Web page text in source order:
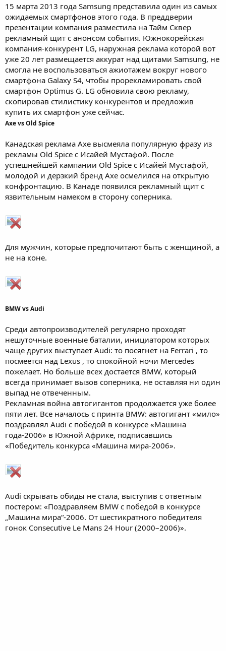
15 марта 2013 года Samsung представила один из самых
ожидаемых смартфонов этого года. В преддверии
презентации компания разместила на Тайм Сквер
рекламный щит с анонсом события. Южнокорейская
компания-конкурент LG, наружная реклама которой вот
уже 20 лет размещается аккурат над щитами Samsung, не
смогла не воспользоваться ажиотажем вокруг нового
смартфона Galaxy S4, чтобы прорекламировать свой
смартфон Optimus G. LG обновила свою рекламу,
скопировав стилистику конкурентов и предложив
купить их смартфон уже сейчас.
Axe vs Old Spice
Канадская реклама Axe высмеяла популярную фразу из
рекламы Old Spice с Исайей Мустафой. После
успешнейшей кампании Old Spice с Исайей Мустафой,
молодой и дерзкий бренд Axe осмелился на открытую
конфронтацию. В Канаде появился рекламный щит с
язвительным намеком в сторону соперника.
Для мужчин, которые предпочитают быть с женщиной, а
не на коне.
BMW vs Audi
Среди автопроизводителей регулярно проходят
нешуточные военные баталии, инициатором которых
чаще других выступает Audi: то посягнет на Ferrari , то
посмеется над Lexus , то спокойной ночи Mercedes
пожелает. Но больше всех достается BMW, который
всегда принимает вызов соперника, не оставляя ни один
выпад не отвеченным.
Рекламная война автогигантов продолжается уже более
пяти лет. Все началось с принта BMW: автогигант «мило»
поздравлял Audi с победой в конкурсе «Машина
года-2006» в Южной Африке, подписавшись
«Победитель конкурса «Машина мира-2006».
Audi скрывать обиды не стала, выступив с ответным
постером: «Поздравляем BMW c победой в конкурсе
„Машина мира“-2006. От шестикратного победителя
гонок Consecutive Le Mans 24 Hour (2000–2006)».